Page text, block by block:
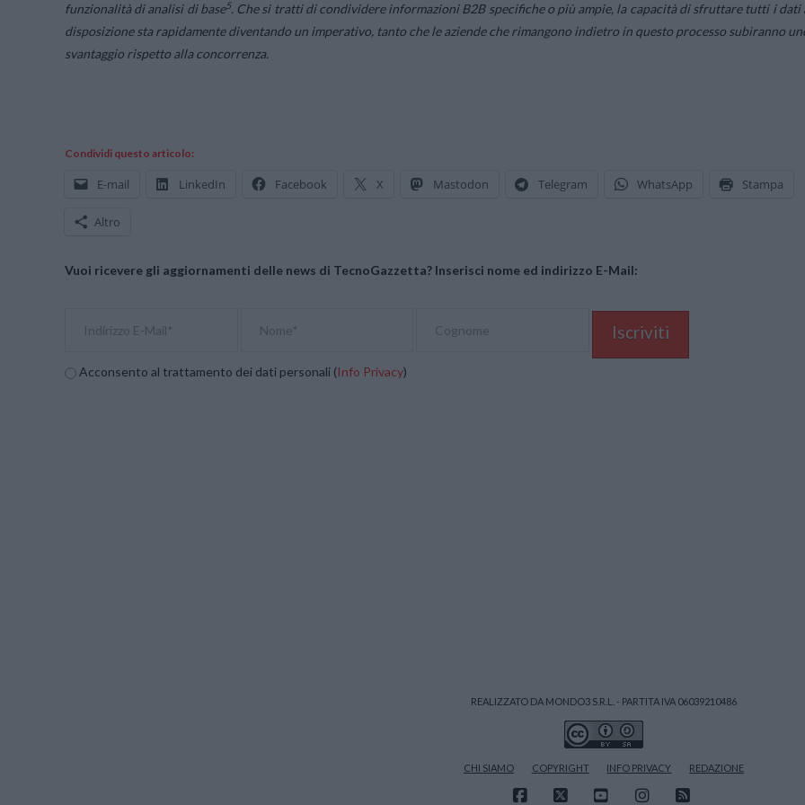
funzionalità di analisi di base5. Che si tratti di condividere informazioni B2B specifiche o più ampie, la capacità di sfruttare tutti i dati
disposizione sta rapidamente diventando un imperativo, tanto che le aziende che rimangono indietro in questo processo subiranno
svantaggio rispetto alla concorrenza.
Condividi questo articolo:
E-mail LinkedIn Facebook X Mastodon Telegram WhatsApp Stampa
Altro
Vuoi ricevere gli aggiornamenti delle news di TecnoGazzetta? Inserisci nome ed indirizzo E-Mail:
Acconsento al trattamento dei dati personali (Info Privacy)
REALIZZATO DA MONDO3 S.R.L. - PARTITA IVA 06039210486
CHI SIAMO COPYRIGHT INFO PRIVACY REDAZIONE